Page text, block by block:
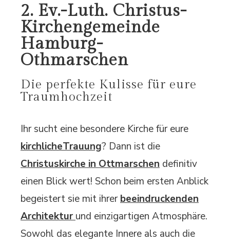
2. Ev.-Luth. Christus-
Kirchengemeinde
Hamburg-
Othmarschen
Die perfekte Kulisse für eure
Traumhochzeit
Ihr sucht eine besondere Kirche für eure
kirchlicheTrauung? Dann ist die
Christuskirche in Ottmarschen definitiv
einen Blick wert! Schon beim ersten Anblick
begeistert sie mit ihrerbeeindruckenden
Architekturund einzigartigen Atmosphäre.
Sowohl das elegante Innere als auch die